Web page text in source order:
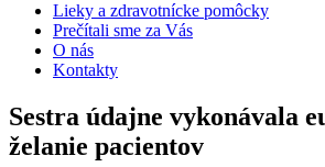
Lieky a zdravotnícke pomôcky
Prečítali sme za Vás
O nás
Kontakty
Sestra údajne vykonávala
želanie pacientov